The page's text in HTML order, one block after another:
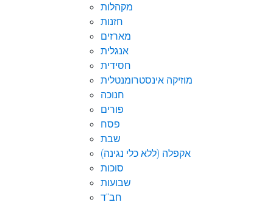
מקהלות
חזנות
מארזים
אנגלית
חסידית
מוזיקה אינסטרומנטלית
חנוכה
פורים
פסח
שבת
אקפלה (ללא כלי נגינה)
סוכות
שבועות
חב"ד